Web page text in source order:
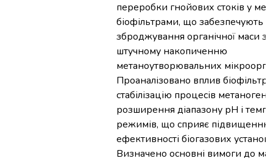
переробки гнойових стоків у
біофільтрами, що забезпечують
зброджування органічної маси
штучному накопиченню
метаноутворювальних
Проаналізовано вплив
стабілізацію процесів
розширення діапазону рН і
режимів, що сприяє підвищенню
ефективності біогазових
Визначено основні вимоги до